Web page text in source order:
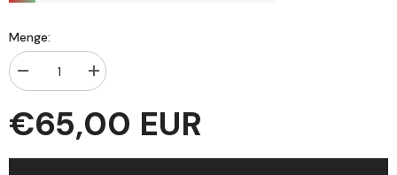
Menge:
verringern
Fethül-
Vehhab
Şerhi
Menge
erhöhen
Fethül-
Vehhab
Şerhi
€65,00 EUR